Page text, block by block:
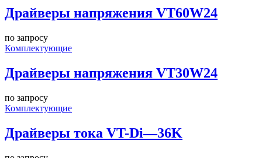
Драйверы напряжения VT60W24
по запросу
Комплектующие
Драйверы напряжения VT30W24
по запросу
Комплектующие
Драйверы тока VT-Di—36K